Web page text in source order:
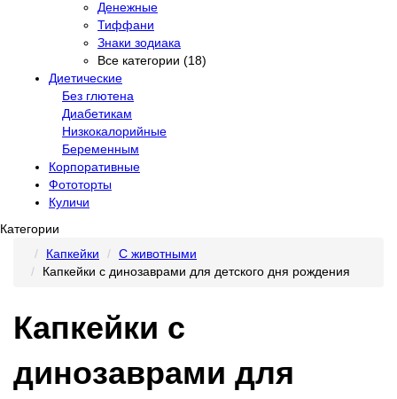
Денежные
Тиффани
Знаки зодиака
Все категории (18)
Диетические
Без глютена
Диабетикам
Низкокалорийные
Беременным
Корпоративные
Фототорты
Куличи
Категории
Капкейки
C животными
Капкейки с динозаврами для детского дня рождения
Капкейки с
динозаврами для